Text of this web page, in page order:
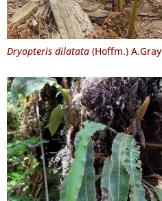
Dryopteris dilatata(Hoffm.) A.Gray